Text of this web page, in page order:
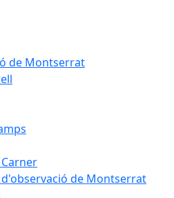
de Montserrat
d'observació de Montserrat